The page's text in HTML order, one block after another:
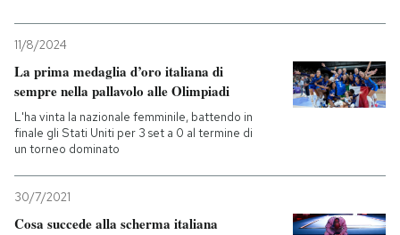
NEWSLETTER
I MIEI PREFERITI
SHOP
CALENDARIO
11/8/2024
La prima medaglia d’oro italiana di
sempre nella pallavolo alle Olimpiadi
L'ha vinta la nazionale femminile, battendo in
finale gli Stati Uniti per 3 set a 0 al termine di
un torneo dominato
30/7/2021
Cosa succede alla scherma italiana